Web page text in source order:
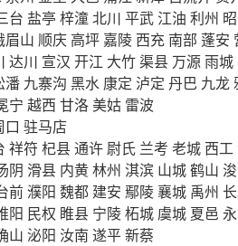
台 盐亭 梓潼北川 平武 江油 利州
眉山 顺庆 高坪 嘉陵 西充 南部 蓬安
达川 宣汉 开江 大竹 渠县 万源雨城
潘 九寨沟 黑水 康定 泸定 丹巴 九龙
宁 越西 甘洛 美姑 雷波
口 驻马店
祥符 杞县通许 尉氏 兰考 老城 西工
阴 滑县 内黄林州 淇滨 山城鹤山
前濮阳 魏都 建安 鄢陵襄城 禹州
阳 民权 睢县 宁陵柘城 虞城 夏邑
山 泌阳 汝南 遂平新蔡